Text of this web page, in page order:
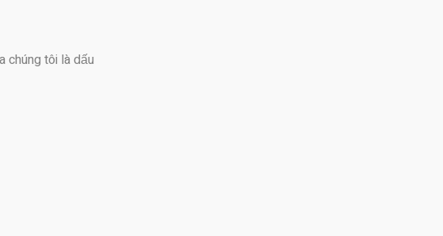
chúng tôi là dấu